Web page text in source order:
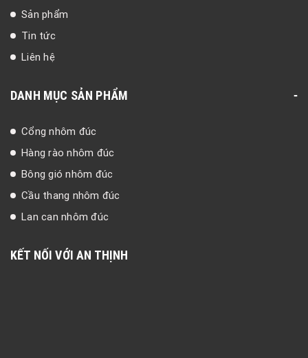
Sản phẩm
Tin tức
Liên hệ
DANH MỤC SẢN PHẨM
Cổng nhôm đúc
Hàng rào nhôm đúc
Bông gió nhôm đúc
Cầu thang nhôm đúc
Lan can nhôm đúc
KẾT NỐI VỚI AN THỊNH